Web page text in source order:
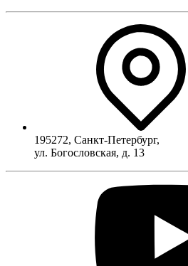
195272, Санкт-Петербург,
ул. Богословская, д. 13